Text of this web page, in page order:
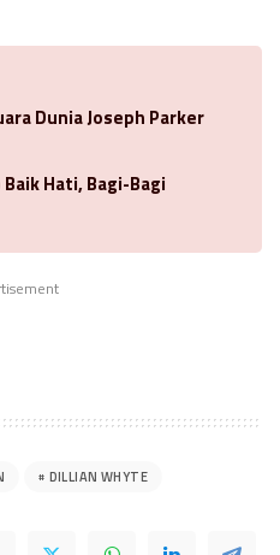
Dunia Joseph Parker
Hati, Bagi-Bagi
DILLIAN WHYTE